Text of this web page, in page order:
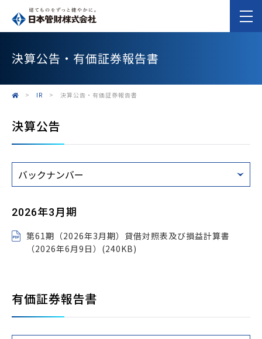
決算公告・有価証券報告書
> IR > 決算公告・有価証券報告書
決算公告
2026年3月期
第61期（2026年3月期）貸借対照表及び損益計算書
（2026年6月9日）(240KB)
有価証券報告書